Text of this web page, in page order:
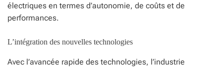
électriques en termes d’autonomie, de coûts et de
performances.
L’intégration des nouvelles technologies
Avec l’avancée rapide des technologies, l’industrie